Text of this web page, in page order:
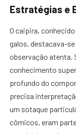
Estratégias e
O caipira,
galos, destacava-
observação atenta.
conhecimento
profundo do
precisa
um sotaque
cômicos, eram